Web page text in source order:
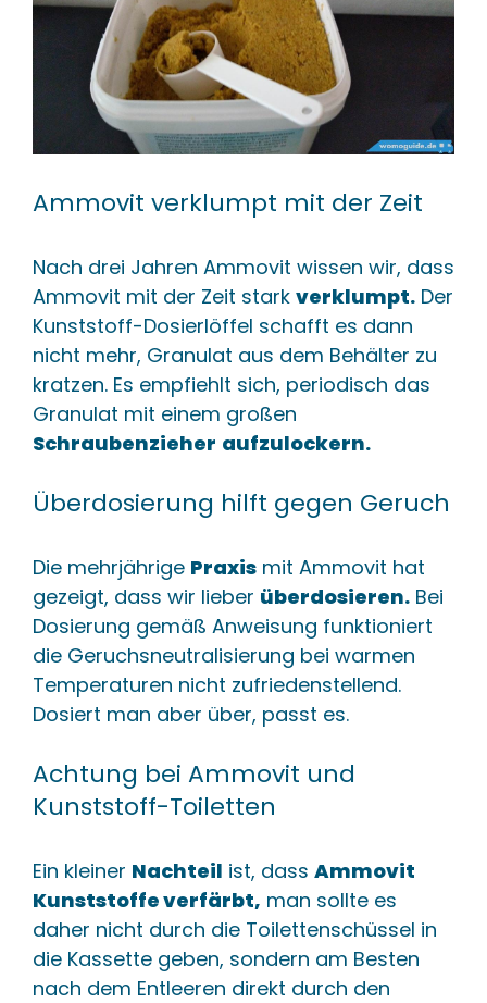
Ammovit verklumpt mit der Zeit
Nach drei Jahren Ammovit wissen wir, dass
Ammovit mit der Zeit stark verklumpt. Der
Kunststoff-Dosierlöffel schafft es dann
nicht mehr, Granulat aus dem Behälter zu
kratzen. Es empfiehlt sich, periodisch das
Granulat mit einem großen
Schraubenzieher aufzulockern.
Überdosierung hilft gegen Geruch
Die mehrjährige Praxis mit Ammovit hat
gezeigt, dass wir lieber überdosieren. Bei
Dosierung gemäß Anweisung funktioniert
die Geruchsneutralisierung bei warmen
Temperaturen nicht zufriedenstellend.
Dosiert man aber über, passt es.
Achtung bei Ammovit und
Kunststoff-Toiletten
Ein kleiner Nachteil ist, dass Ammovit
Kunststoffe verfärbt, man sollte es
daher nicht durch die Toilettenschüssel in
die Kassette geben, sondern am Besten
nach dem Entleeren direkt durch den